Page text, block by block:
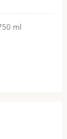
ml